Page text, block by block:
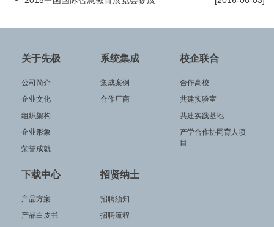
关于先极
公司简介
企业文化
组织架构
企业形象
荣誉成就
系统集成
集成案例
合作厂商
校企联合
合作高校
共建实验室
共建实践基地
产学合作协同育人项
目
下载中心
产品方案
产品白皮书
招贤纳士
招聘须知
招聘流程